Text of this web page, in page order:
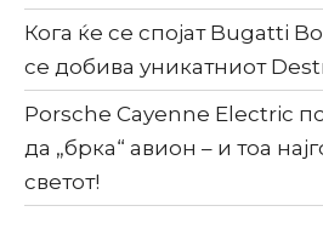
Кога ќе се спојат Bugatti
се добива уникатниот
Porsche Cayenne Electric
да „брка“ авион – и тоа
светот!